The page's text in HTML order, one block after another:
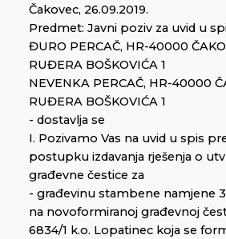
Čakovec, 26.09.2019.
Predmet: Javni poziv za uvid u
ĐURO PERCAČ, HR-40000
RUĐERA BOŠKOVIĆA 1
NEVENKA PERCAČ, HR-40000
RUĐERA BOŠKOVIĆA 1
- dostavlja se
I. Pozivamo Vas na uvid u spis
postupku izdavanja rješenja o
građevne čestice za
- građevinu stambene namjene
na novoformiranoj građevnoj
6834/1 k.o. Lopatinec koja se